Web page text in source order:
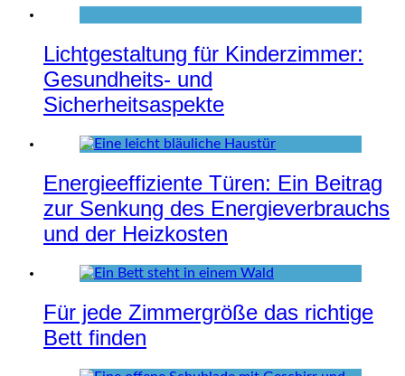
Lichtgestaltung für Kinderzimmer:
Gesundheits- und
Sicherheitsaspekte
Energieeffiziente Türen: Ein Beitrag
zur Senkung des Energieverbrauchs
und der Heizkosten
Für jede Zimmergröße das richtige
Bett finden